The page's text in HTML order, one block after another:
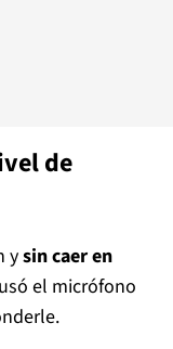
de
ysin caer en
el micrófono